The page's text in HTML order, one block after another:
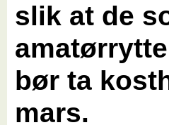
slik at de
bør ta
mars.